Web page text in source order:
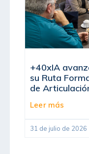
+40xIA
su Ruta
de
Leer más
31 de julio de 2026